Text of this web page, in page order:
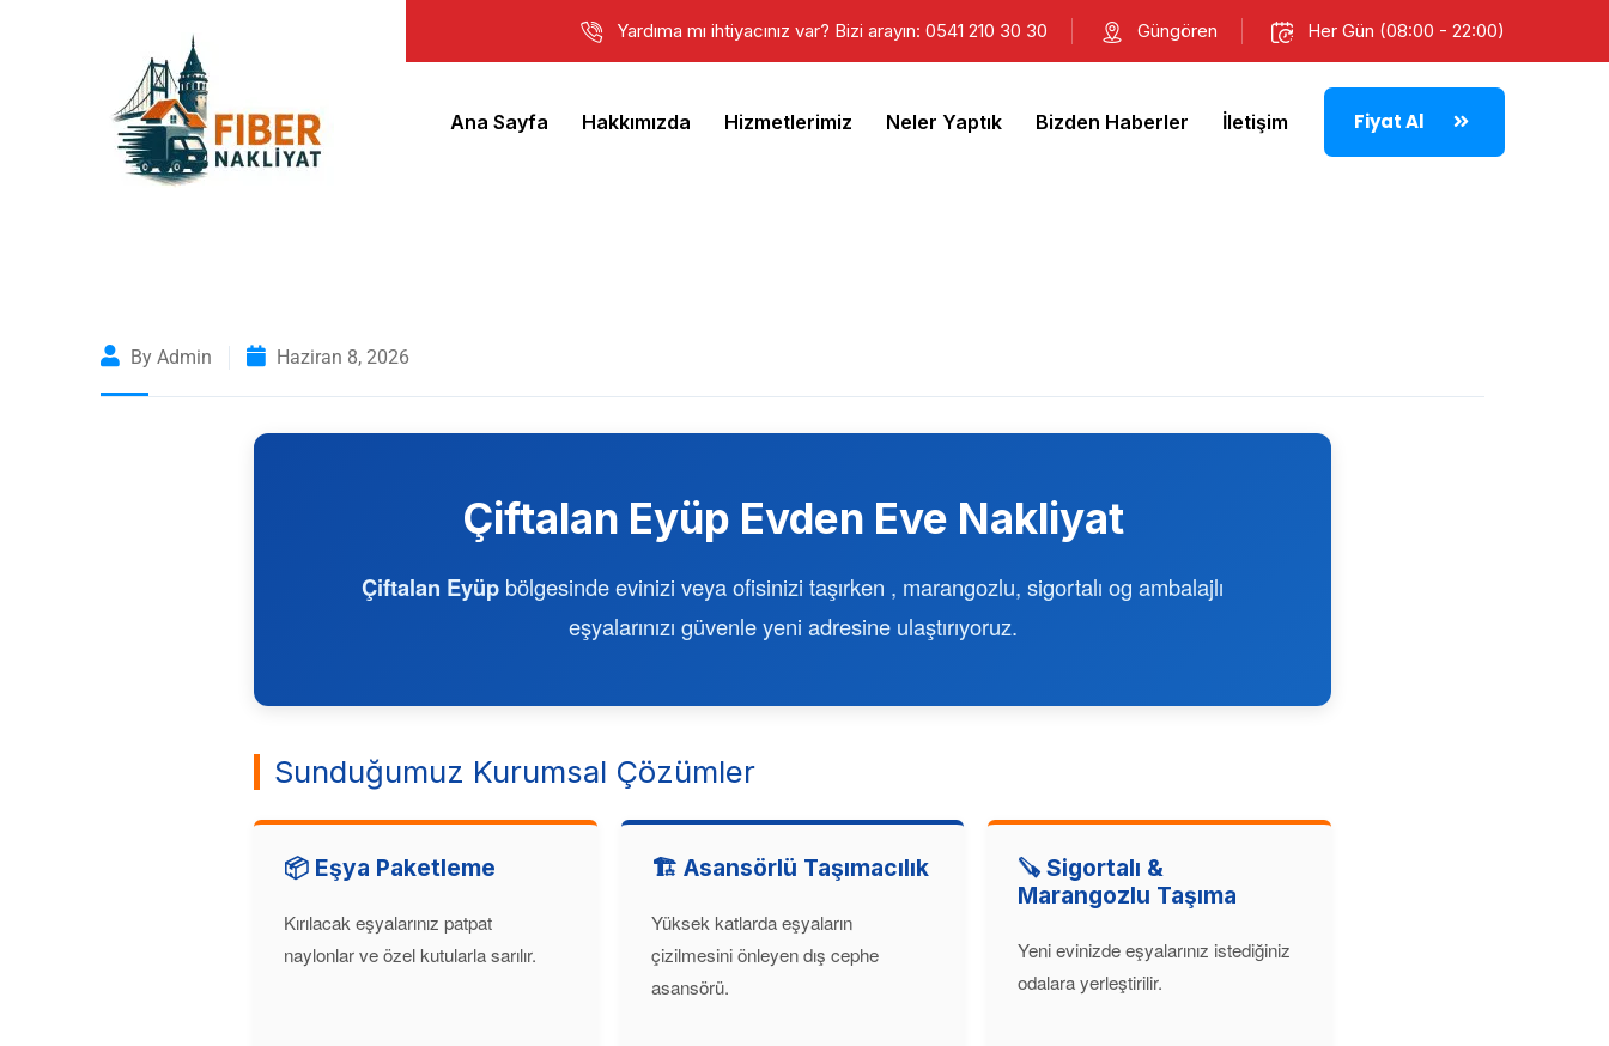
Yardıma mı ihtiyacınız var? Bizi arayın: 0541 210 30 30 Güngören Her Gün (08:00 - 22:00)
Ana Sayfa Hakkımızda Hizmetlerimiz Neler Yaptık Bizden Haberler İletişim Fiyat Al
By Admin Haziran 8, 2026
Çiftalan Eyüp Evden Eve Nakliyat
Çiftalan Eyüp bölgesinde evinizi veya ofisinizi taşırken , marangozlu, sigortalı og ambalajlı
eşyalarınızı güvenle yeni adresine ulaştırıyoruz.
Sunduğumuz Kurumsal Çözümler
📦 Eşya Paketleme
Kırılacak eşyalarınız patpat
naylonlar ve özel kutularla sarılır.
🏗️ Asansörlü Taşımacılık
Yüksek katlarda eşyaların
çizilmesini önleyen dış cephe
asansörü.
🪚 Sigortalı &
Marangozlu Taşıma
Yeni evinizde eşyalarınız istediğiniz
odalara yerleştirilir.